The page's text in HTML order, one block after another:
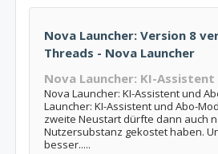
Nova Launcher: Version 8
Threads - Nova Launcher
Nova Launcher: KI-
Nova Launcher: KI-Assistent und
Launcher: KI-Assistent und Abo-
zweite Neustart dürfte dann auch
Nutzersubstanz gekostet haben.
besser.....